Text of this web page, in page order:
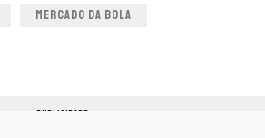
MERCADO DA BOLA
PUBLICIDADE